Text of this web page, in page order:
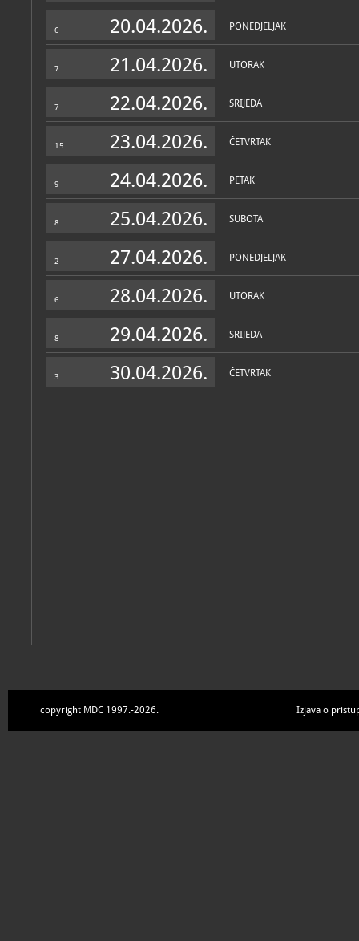
6 20.04.2026. PONEDJELJAK
7 21.04.2026. UTORAK
7 22.04.2026. SRIJEDA
15 23.04.2026. ČETVRTAK
9 24.04.2026. PETAK
8 25.04.2026. SUBOTA
2 27.04.2026. PONEDJELJAK
6 28.04.2026. UTORAK
8 29.04.2026. SRIJEDA
3 30.04.2026. ČETVRTAK
copyright MDC 1997.-2026. Izjava o